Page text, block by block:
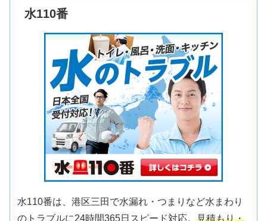
水110番
水110番は、港区三田で水漏れ・つまりなど水まわり
のトラブルに24時間365日スピード対応。見積もり・